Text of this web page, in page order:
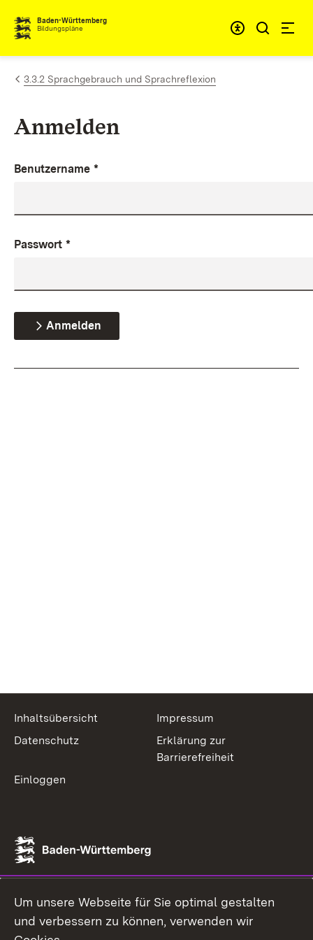
Zum Inhalt springen
Baden-Württemberg
Bildungspläne
3.3.2 Sprachgebrauch und Sprachreflexion
Anmelden
Benutzername *
Passwort *
Anmelden
Inhaltsübersicht
Impressum
Datenschutz
Erklärung zur
Barrierefreiheit
Einloggen
Um unsere Webseite für Sie optimal gestalten
und verbessern zu können, verwenden wir